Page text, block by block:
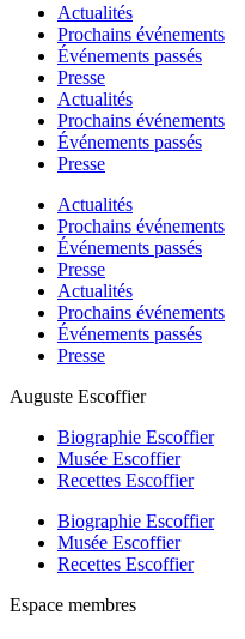
Actualités
Prochains événements
Événements passés
Presse
Actualités
Prochains événements
Événements passés
Presse
Actualités
Prochains événements
Événements passés
Presse
Actualités
Prochains événements
Événements passés
Presse
Auguste Escoffier
Biographie Escoffier
Musée Escoffier
Recettes Escoffier
Biographie Escoffier
Musée Escoffier
Recettes Escoffier
Espace membres